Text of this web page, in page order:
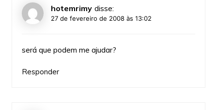
hotemrimy disse:
27 de fevereiro de 2008 às 13:02
será que podem me ajudar?
Responder